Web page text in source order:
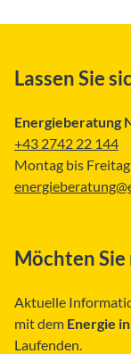
Lassen Sie
Energieberatung
+43 2742 22 144
Montag bis
Möchten
Aktuelle
mit dem Energie
Laufenden.